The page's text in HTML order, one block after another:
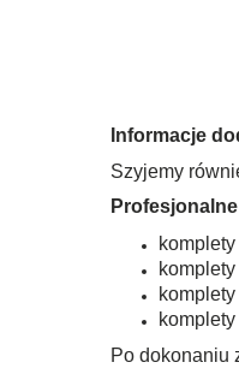
Informacje
Szyjemy
Po dokonaniu